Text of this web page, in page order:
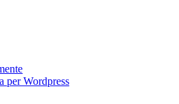
per Wordpress